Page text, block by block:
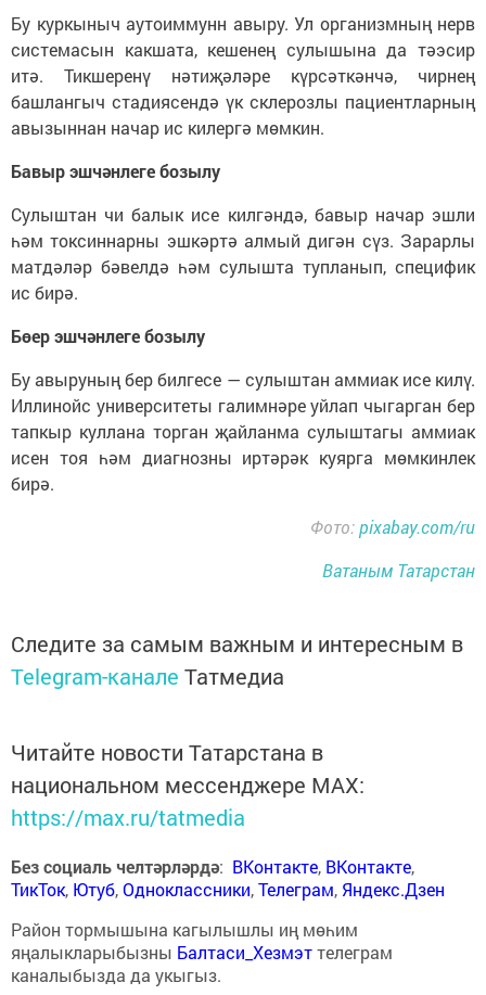
Бу куркыныч аутоиммунн авыру. Ул организмның нерв
системасын какшата, кешенең сулышына да тәэсир
итә. Тикшеренү нәтиҗәләре күрсәткәнчә, чирнең
башлангыч стадиясендә үк склерозлы пациентларның
авызыннан начар ис килергә мөмкин.
Бавыр эшчәнлеге бозылу
Сулыштан чи балык исе килгәндә, бавыр начар эшли
һәм токсиннарны эшкәртә алмый дигән сүз. Зарарлы
матдәләр бәвелдә һәм сулышта тупланып, специфик
ис бирә.
Бөер эшчәнлеге бозылу
Бу авыруның бер билгесе — сулыштан аммиак исе килү.
Иллинойс университеты галимнәре уйлап чыгарган бер
тапкыр куллана торган җайланма сулыштагы аммиак
исен тоя һәм диагнозны иртәрәк куярга мөмкинлек
бирә.
Фото:pixabay.com/ru
Ватаным Татарстан
Следите за самым важным и интересным в
Telegram-канале Татмедиа
Читайте новости Татарстана в
национальном мессенджере MАХ:
https://max.ru/tatmedia
Без социаль челтәрләрдә: ВКонтакте, ВКонтакте,
ТикТок, Ютуб,Одноклассники,Телеграм, Яндекс.Дзен
Район тормышына кагылышлы иң мөһим
яңалыкларыбызны Балтаси_Хезмэттелеграм
каналыбызда да укыгыз.